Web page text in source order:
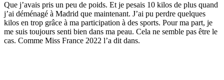
Que j’avais pris un peu de poids. Et je pesais 10 kilos de plus quand
j’ai déménagé à Madrid que maintenant. J’ai pu perdre quelques
kilos en trop grâce à ma participation à des sports. Pour ma part, je
me suis toujours senti bien dans ma peau. Cela ne semble pas être le
cas. Comme Miss France 2022 l’a dit dans.